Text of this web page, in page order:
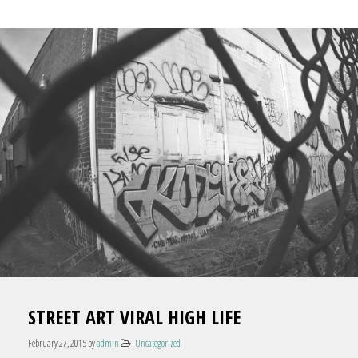
STREET ART VIRAL HIGH LIFE
February 27, 2015byadmin Uncategorized